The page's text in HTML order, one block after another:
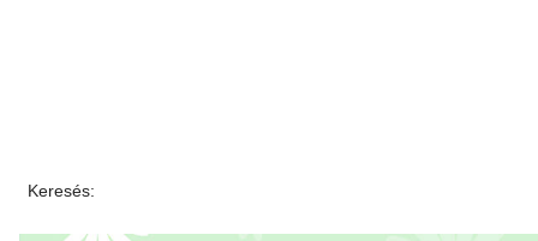
Keresés: